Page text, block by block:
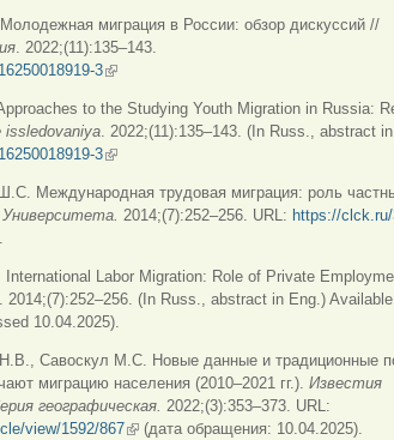
Молодежная миграция в России: обзор дискуссий //
. 2022;(11):135–143.
3(внешняя ссылка)
to the Studying Youth Migration in Russia:
issledovaniya. 2022;(11):135–143. (In Russ., abstract
3(внешняя ссылка)
Международная трудовая миграция: роль
Университета. 2014;(7):252–256. URL: https://
Labor Migration: Role of Private
. 2014;(7):252–256. (In Russ., abstract in Eng.)
ссылка)
10.04.2025).
Савоскул М.С. Новые данные и традиционные
миграцию населения (2010–2021 гг.). Известия
географическая. 2022;(3):353–373. URL:
view/1592/867(внешняя ссылка)
(дата обращения: 10.04.2025).